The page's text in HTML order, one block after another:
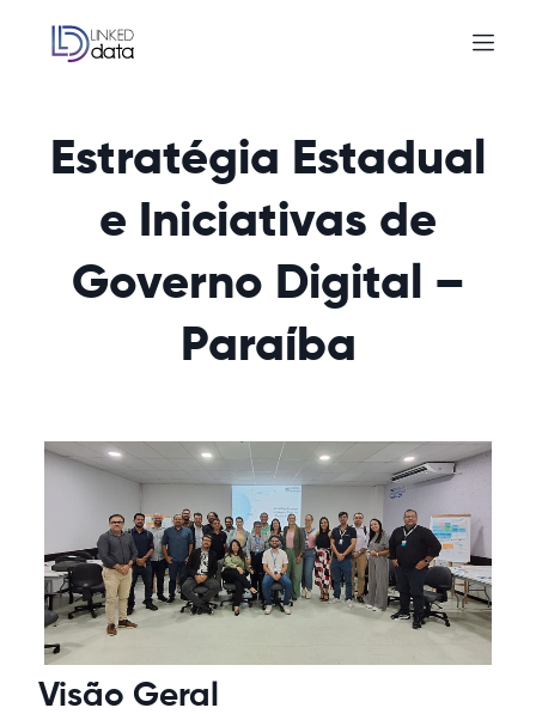
Estratégia Estadual
e Iniciativas de
Governo Digital –
Paraíba
Visão Geral